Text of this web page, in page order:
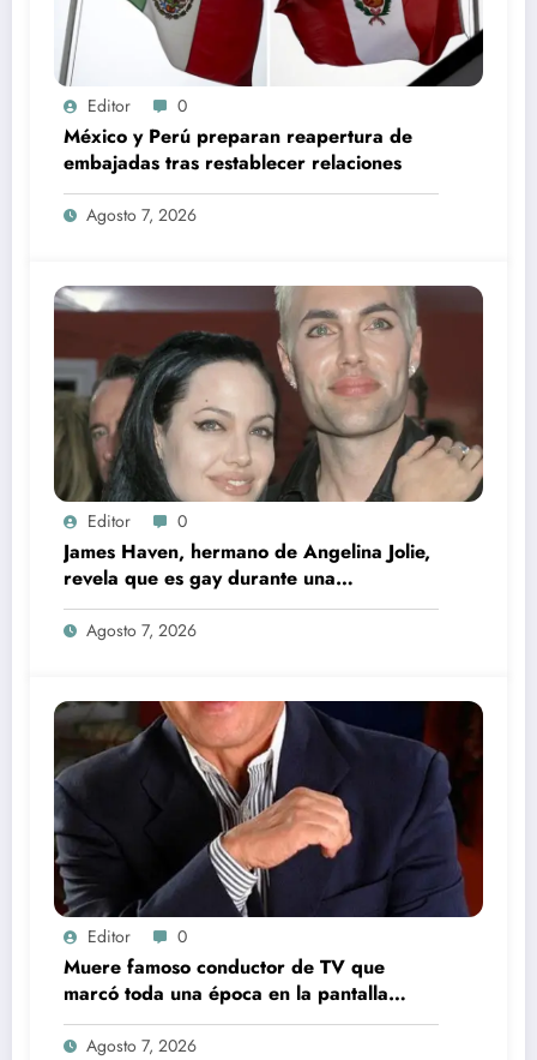
Editor 0
México y Perú preparan reapertura de
embajadas tras restablecer relaciones
Agosto 7, 2026
Editor 0
James Haven, hermano de Angelina Jolie,
revela que es gay durante una
transmisión en vivo junto a su exesposa
Agosto 7, 2026
Editor 0
Muere famoso conductor de TV que
marcó toda una época en la pantalla
chica, así fue su repentino fallecimiento
Agosto 7, 2026